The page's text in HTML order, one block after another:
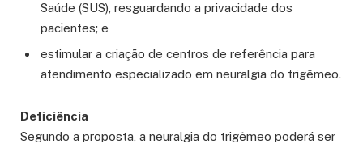
Saúde (SUS), resguardando a privacidade dos
pacientes; e
estimular a criação de centros de referência para
atendimento especializado em neuralgia do trigêmeo.
Deficiência
Segundo a proposta, a neuralgia do trigêmeo poderá ser